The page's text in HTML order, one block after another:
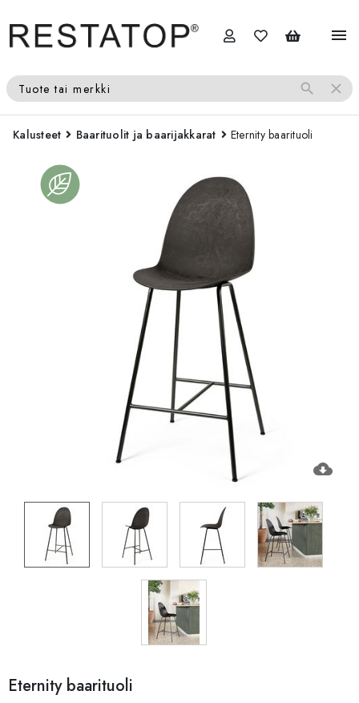
menu
Tuote tai merkki search close
Kalusteet Baarituolit ja baarijakkarat Eternity baarituoli
cloud_download
Eternity baarituoli